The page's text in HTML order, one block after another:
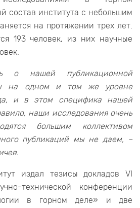
состав института с небольшим
на протяжении трех лет.
193 человек, из них научные
о нашей публикационной
на одном и том же уровне
и в этом специфика нашей
наши исследования очень
большим коллективом
публикаций мы не даем, –
издал тезисы докладов VI
технической конференции
в горном деле» и две